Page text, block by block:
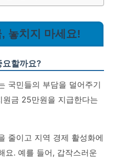
놓치지 마세요!
요할까요?
국민들의 부담을 덜어주기
금 25만원을 지급한다는
줄이고 지역 경제 활성화에
요. 예를 들어, 갑작스러운